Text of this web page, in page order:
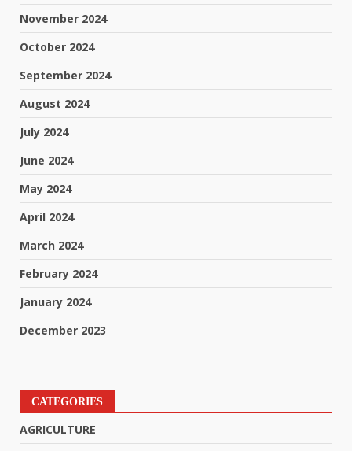
November 2024
October 2024
September 2024
August 2024
July 2024
June 2024
May 2024
April 2024
March 2024
February 2024
January 2024
December 2023
CATEGORIES
AGRICULTURE